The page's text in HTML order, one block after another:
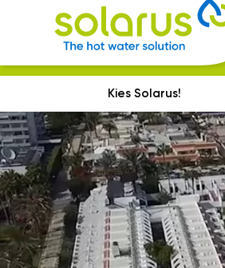
Kies Solarus!